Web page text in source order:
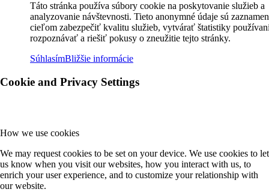
Táto stránka používa súbory cookie na poskytovanie služieb a
analyzovanie návštevnosti. Tieto anonymné údaje sú
cieľom zabezpečiť kvalitu služieb, vytvárať štatistiky
rozpoznávať a riešiť pokusy o zneužitie tejto stránky.
SúhlasímBližšie informácie
Cookie and Privacy Settings
How we use cookies
We may request cookies to be set on your device. We use cookies to let
us know when you visit our websites, how you interact with us, to
enrich your user experience, and to customize your relationship with
our website.